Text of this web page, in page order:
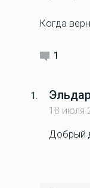
Когда
1
18 июля
Добрый